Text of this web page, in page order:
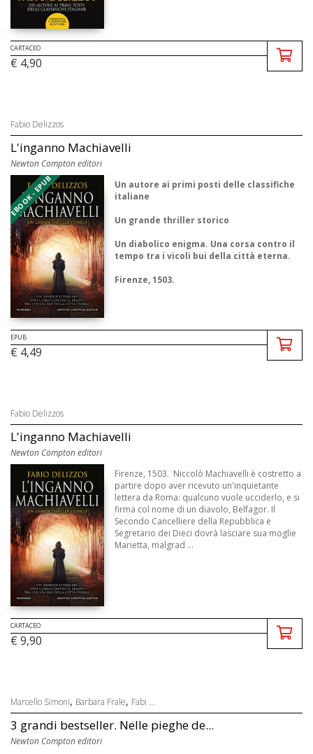
CARTACEO
€ 4,90
Fabio Delizzos
L'inganno Machiavelli
Newton Compton editori
EBOOK - EPUB
Un autore ai primi posti delle classifiche
italiane
Un grande thriller storico
Un diabolico enigma. Una corsa contro il
tempo tra i vicoli bui della città eterna.
Firenze, 1503.
EPUB
€ 4,49
Fabio Delizzos
L'inganno Machiavelli
Newton Compton editori
Firenze, 1503. Niccolò Machiavelli è costretto a
partire dopo aver ricevuto un'inquietante
lettera da Roma: qualcuno vuole ucciderlo, e si
firma col nome di un diavolo, Belfagor. Il
Secondo Cancelliere della Repubblica e
Segretario dei Dieci dovrà lasciare sua moglie
Marietta, malgrad ...
CARTACEO
€ 9,90
Marcello Simoni, Barbara Frale, Fabi ...
3 grandi bestseller. Nelle pieghe de...
Newton Compton editori